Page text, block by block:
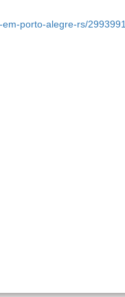
porto-alegre-rs/2993991